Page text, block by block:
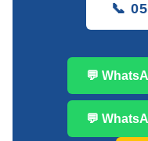
📞
💬
💬